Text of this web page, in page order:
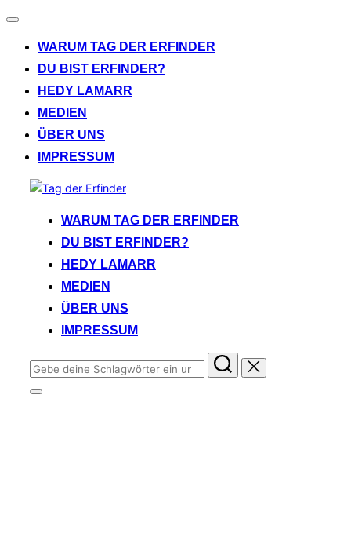
Navigation
WARUM TAG DER ERFINDER
DU BIST ERFINDER?
HEDY LAMARR
MEDIEN
ÜBER UNS
IMPRESSUM
springen
WARUM TAG DER ERFINDER
DU BIST ERFINDER?
HEDY LAMARR
MEDIEN
ÜBER UNS
IMPRESSUM
Suchen
nach:
Seitenleiste